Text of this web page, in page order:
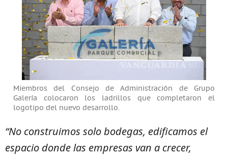
Miembros del Consejo de Administración de Grupo
Galería colocaron los ladrillos que completaron el
logotipo del nuevo desarrollo.
“No construimos solo bodegas, edificamos el
espacio donde las empresas van a crecer,